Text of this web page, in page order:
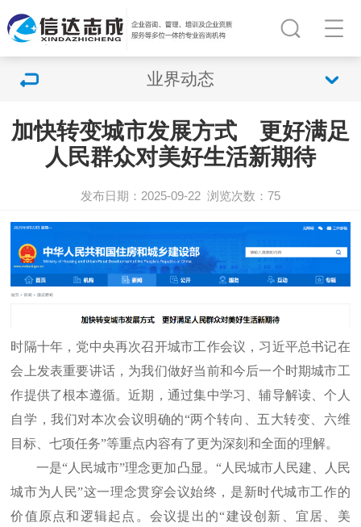
业界动态
加快转变城市发展方式 更好满足
人民群众对美好生活新期待
发布日期：2025-09-22 浏览次数：75
时隔十年，党中央再次召开城市工作会议，习近平总书记在
会上发表重要讲话，为我们做好当前和今后一个时期城市工
作提供了根本遵循。近期，通过集中学习、辅导解读、个人
自学，我们对本次会议明确的“两个转向、五大转变、六维
目标、七项任务”等重点内容有了更为深刻和全面的理解。
一是“人民城市”理念更加凸显。“人民城市人民建、人民
城市为人民”这一理念贯穿会议始终，是新时代城市工作的
价值原点和逻辑起点。会议提出的“建设创新、宜居、美